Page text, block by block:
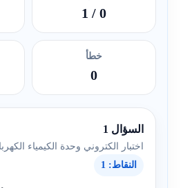
0
/ 1
خطأ
0
السؤال 1
اختبار الكتروني وحدة الكيمياء
النقاط: 1